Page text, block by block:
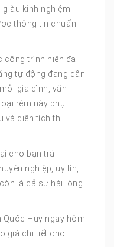
kinh nghiệm
thông tin chuẩn
công trình hiện đại
tự động đang dần
gia đình, văn
rèm này phụ
và diện tích thi
cho bạn trải
nghiệp, uy tín,
là cả sự hài lòng
Quốc Huy ngay hôm
giá chi tiết cho